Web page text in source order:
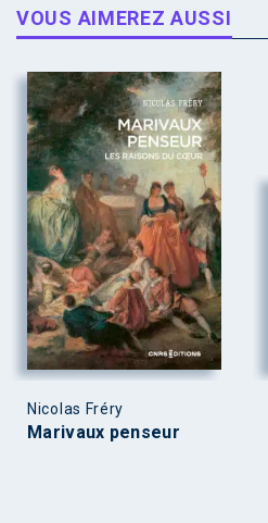
VOUS AIMEREZ AUSSI
Nicolas Fréry
Marivaux penseur